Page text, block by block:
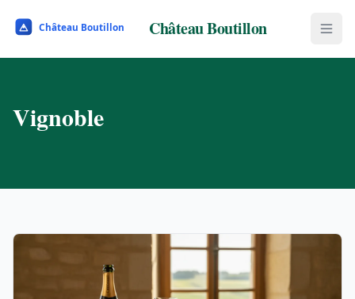
Château Boutillon
Vignoble